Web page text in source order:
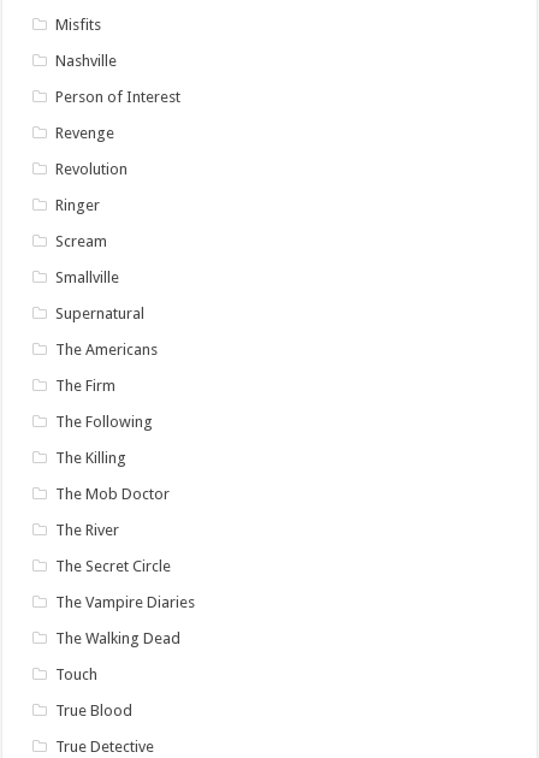
Misfits
Nashville
Person of Interest
Revenge
Revolution
Ringer
Scream
Smallville
Supernatural
The Americans
The Firm
The Following
The Killing
The Mob Doctor
The River
The Secret Circle
The Vampire Diaries
The Walking Dead
Touch
True Blood
True Detective